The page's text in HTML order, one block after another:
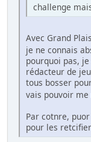
challenge
Avec Grand
je ne connais
pourquoi pas,
rédacteur de
tous bosser
vais pouvoir
Par cotnre,
pour les retcifier